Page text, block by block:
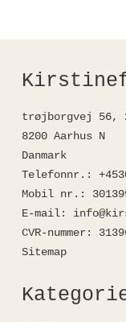
trøjborgvej 56,
8200 Aarhus N
Danmark
Telefonnr. :
Mobil nr. :
E-mail:
CVR-nummer:
Sitemap